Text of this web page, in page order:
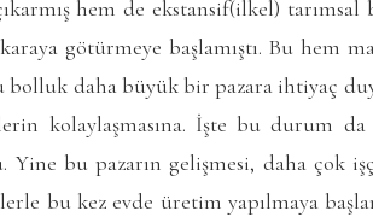
hem de ekstansif(ilkel)
götürmeye başlamıştı. Bu hem
daha büyük bir pazara ihtiyaç
kolaylaşmasına. İşte bu durum da
Yine bu pazarın gelişmesi, daha çok
bu kez evde üretim yapılmaya